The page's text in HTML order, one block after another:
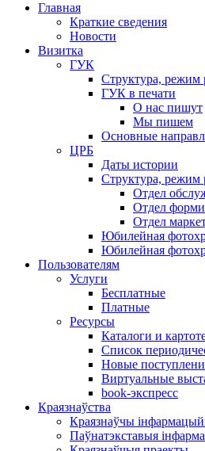
Главная
Краткие сведения
Новости
Визитка
ГУК
Структура, режим
ГУК в печати
О нас пишут
Мы пишем
Основные
ЦРБ
Даты истории
Структура, режим
Отдел
Отдел
Отдел
Юбилейная
Юбилейная
Пользователям
Услуги
Бесплатные
Платные
Ресурсы
Каталоги и
Список
Новые
Виртуальные
book-экспресс
Краязнаўства
Краязнаўчы
Паўнатэкставыя